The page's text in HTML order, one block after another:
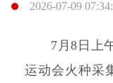
2026-07-09
7月8日上午
运动会火种采